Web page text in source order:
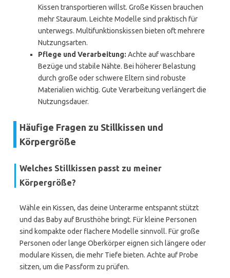
Kissen transportieren willst. Große Kissen brauchen
mehr Stauraum. Leichte Modelle sind praktisch für
unterwegs. Multifunktionskissen bieten oft mehrere
Nutzungsarten.
Pflege und Verarbeitung: Achte auf waschbare
Bezüge und stabile Nähte. Bei höherer Belastung
durch große oder schwere Eltern sind robuste
Materialien wichtig. Gute Verarbeitung verlängert die
Nutzungsdauer.
Häufige Fragen zu Stillkissen und
Körpergröße
Welches Stillkissen passt zu meiner
Körpergröße?
Wähle ein Kissen, das deine Unterarme entspannt stützt
und das Baby auf Brusthöhe bringt. Für kleine Personen
sind kompakte oder flachere Modelle sinnvoll. Für große
Personen oder lange Oberkörper eignen sich längere oder
modulare Kissen, die mehr Tiefe bieten. Achte auf Probe
sitzen, um die Passform zu prüfen.